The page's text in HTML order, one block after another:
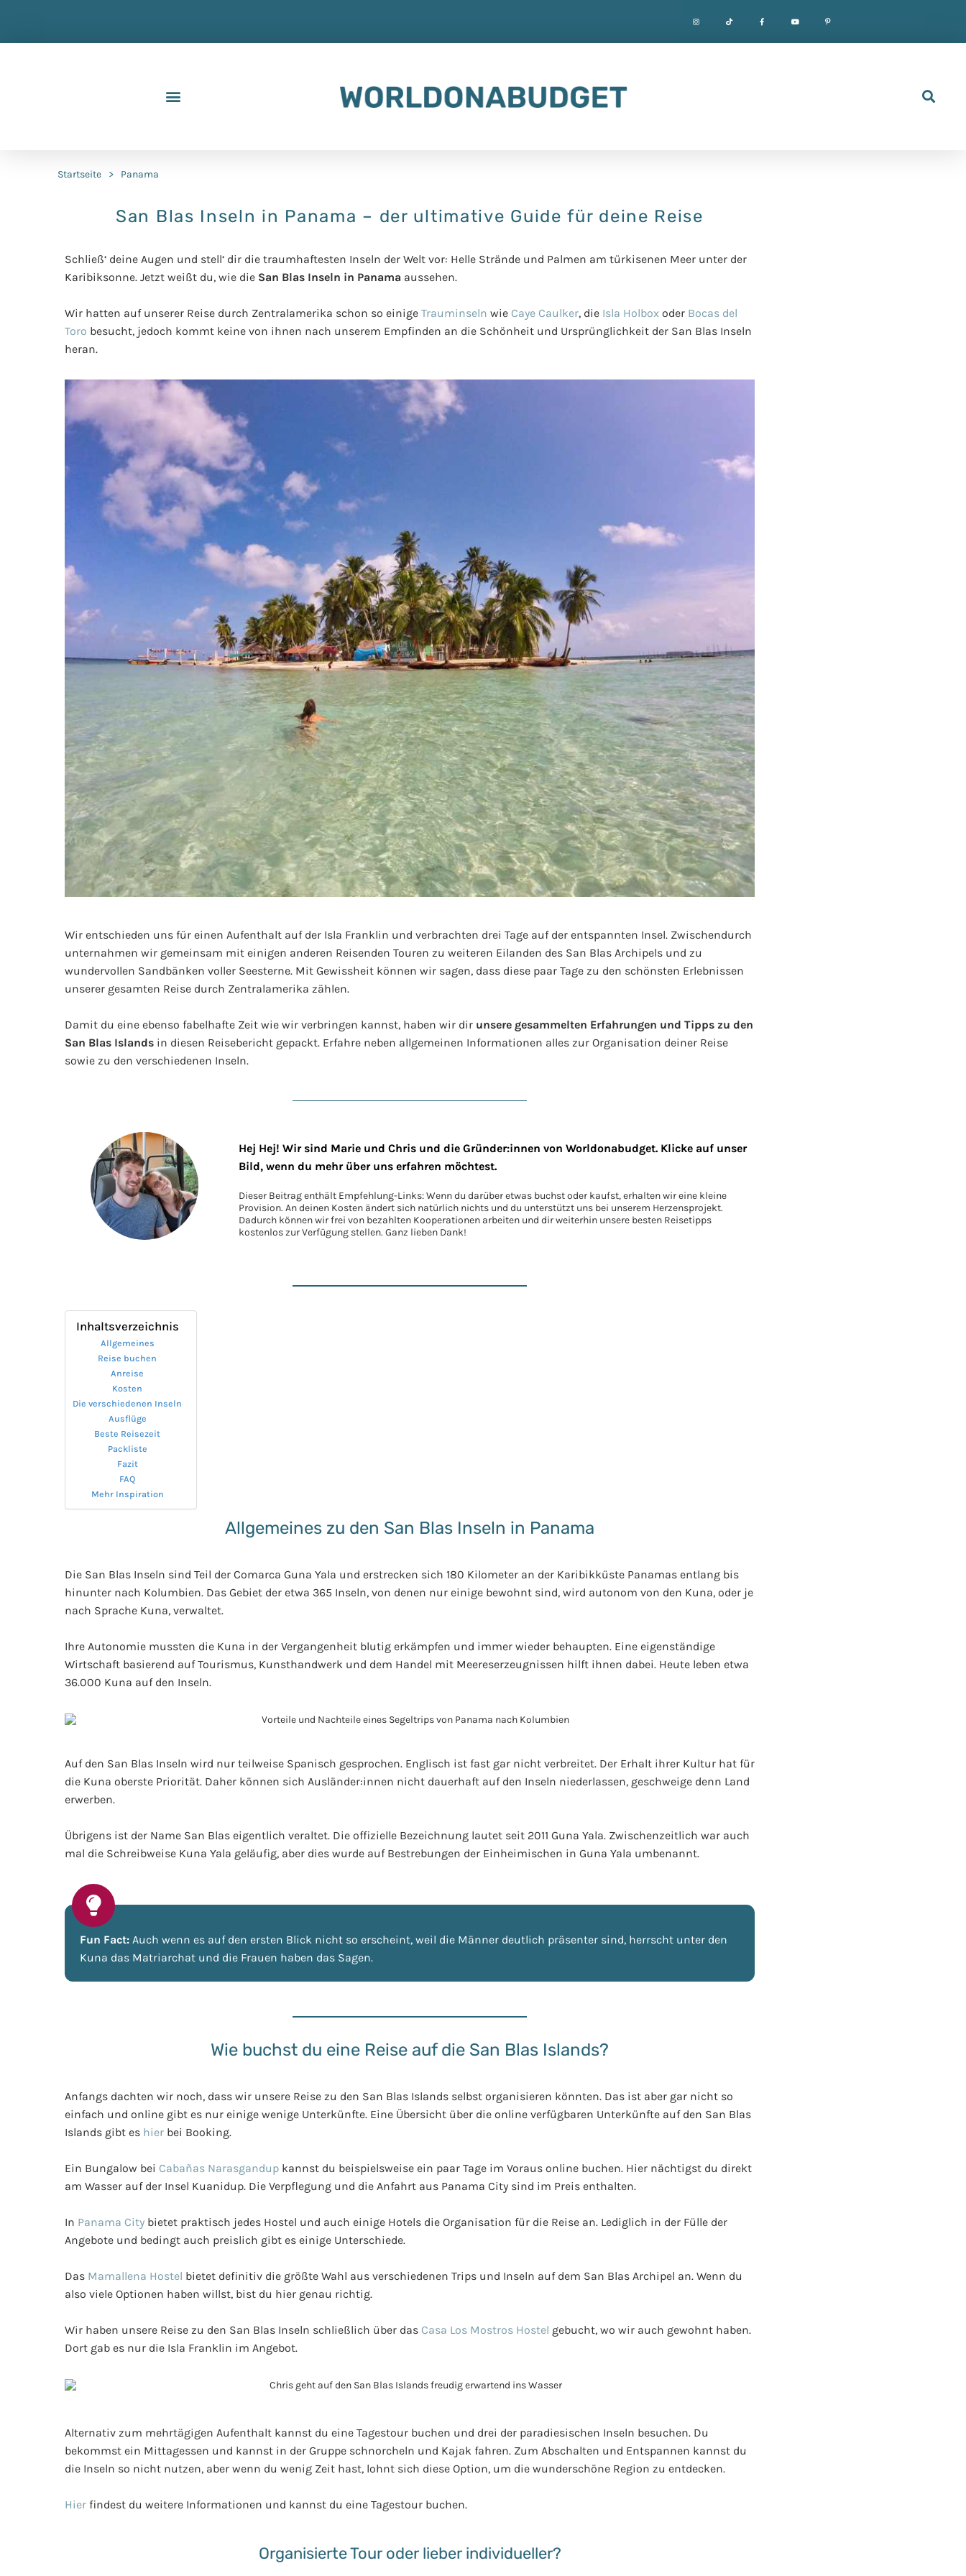
Startseite > Panama
San Blas Inseln in Panama – der ultimative Guide für deine Reise
Schließ‘ deine Augen und stell‘ dir die traumhaftesten Inseln der Welt vor: Helle Strände und Palmen am türkisenen Meer unter der
Karibiksonne. Jetzt weißt du, wie die San Blas Inseln in Panama aussehen.
Wir hatten auf unserer Reise durch Zentralamerika schon so einige Trauminseln wie Caye Caulker, die Isla Holbox oder Bocas del
Toro besucht, jedoch kommt keine von ihnen nach unserem Empfinden an die Schönheit und Ursprünglichkeit der San Blas Inseln
heran.
Wir entschieden uns für einen Aufenthalt auf der Isla Franklin und verbrachten drei Tage auf der entspannten Insel. Zwischendurch
unternahmen wir gemeinsam mit einigen anderen Reisenden Touren zu weiteren Eilanden des San Blas Archipels und zu
wundervollen Sandbänken voller Seesterne. Mit Gewissheit können wir sagen, dass diese paar Tage zu den schönsten Erlebnissen
unserer gesamten Reise durch Zentralamerika zählen.
Damit du eine ebenso fabelhafte Zeit wie wir verbringen kannst, haben wir dir unsere gesammelten Erfahrungen und Tipps zu den
San Blas Islands in diesen Reisebericht gepackt. Erfahre neben allgemeinen Informationen alles zur Organisation deiner Reise
sowie zu den verschiedenen Inseln.
Hej Hej! Wir sind Marie und Chris und die Gründer:innen von Worldonabudget. Klicke auf unser
Bild, wenn du mehr über uns erfahren möchtest.
Dieser Beitrag enthält Empfehlung-Links: Wenn du darüber etwas buchst oder kaufst, erhalten wir eine kleine
Provision. An deinen Kosten ändert sich natürlich nichts und du unterstützt uns bei unserem Herzensprojekt.
Dadurch können wir frei von bezahlten Kooperationen arbeiten und dir weiterhin unsere besten Reisetipps
kostenlos zur Verfügung stellen. Ganz lieben Dank!
Inhaltsverzeichnis
Allgemeines
Reise buchen
Anreise
Kosten
Die verschiedenen Inseln
Ausflüge
Beste Reisezeit
Packliste
Fazit
FAQ
Mehr Inspiration
Allgemeines zu den San Blas Inseln in Panama
Die San Blas Inseln sind Teil der Comarca Guna Yala und erstrecken sich 180 Kilometer an der Karibikküste Panamas entlang bis
hinunter nach Kolumbien. Das Gebiet der etwa 365 Inseln, von denen nur einige bewohnt sind, wird autonom von den Kuna, oder je
nach Sprache Kuna, verwaltet.
Ihre Autonomie mussten die Kuna in der Vergangenheit blutig erkämpfen und immer wieder behaupten. Eine eigenständige
Wirtschaft basierend auf Tourismus, Kunsthandwerk und dem Handel mit Meereserzeugnissen hilft ihnen dabei. Heute leben etwa
36.000 Kuna auf den Inseln.
Auf den San Blas Inseln wird nur teilweise Spanisch gesprochen. Englisch ist fast gar nicht verbreitet. Der Erhalt ihrer Kultur hat für
die Kuna oberste Priorität. Daher können sich Ausländer:innen nicht dauerhaft auf den Inseln niederlassen, geschweige denn Land
erwerben.
Übrigens ist der Name San Blas eigentlich veraltet. Die offizielle Bezeichnung lautet seit 2011 Guna Yala. Zwischenzeitlich war auch
mal die Schreibweise Kuna Yala geläufig, aber dies wurde auf Bestrebungen der Einheimischen in Guna Yala umbenannt.
Fun Fact: Auch wenn es auf den ersten Blick nicht so erscheint, weil die Männer deutlich präsenter sind, herrscht unter den
Kuna das Matriarchat und die Frauen haben das Sagen.
Wie buchst du eine Reise auf die San Blas Islands?
Anfangs dachten wir noch, dass wir unsere Reise zu den San Blas Islands selbst organisieren könnten. Das ist aber gar nicht so
einfach und online gibt es nur einige wenige Unterkünfte. Eine Übersicht über die online verfügbaren Unterkünfte auf den San Blas
Islands gibt es hier bei Booking.
Ein Bungalow bei Cabañas Narasgandup kannst du beispielsweise ein paar Tage im Voraus online buchen. Hier nächtigst du direkt
am Wasser auf der Insel Kuanidup. Die Verpflegung und die Anfahrt aus Panama City sind im Preis enthalten.
In Panama City bietet praktisch jedes Hostel und auch einige Hotels die Organisation für die Reise an. Lediglich in der Fülle der
Angebote und bedingt auch preislich gibt es einige Unterschiede.
Das Mamallena Hostel bietet definitiv die größte Wahl aus verschiedenen Trips und Inseln auf dem San Blas Archipel an. Wenn du
also viele Optionen haben willst, bist du hier genau richtig.
Wir haben unsere Reise zu den San Blas Inseln schließlich über das Casa Los Mostros Hostel gebucht, wo wir auch gewohnt haben.
Dort gab es nur die Isla Franklin im Angebot.
Alternativ zum mehrtägigen Aufenthalt kannst du eine Tagestour buchen und drei der paradiesischen Inseln besuchen. Du
bekommst ein Mittagessen und kannst in der Gruppe schnorcheln und Kajak fahren. Zum Abschalten und Entspannen kannst du
die Inseln so nicht nutzen, aber wenn du wenig Zeit hast, lohnt sich diese Option, um die wunderschöne Region zu entdecken.
Hier findest du weitere Informationen und kannst du eine Tagestour buchen.
Organisierte Tour oder lieber individueller?